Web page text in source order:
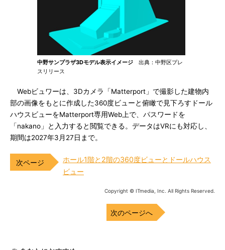
中野サンプラザ3Dモデル表示イメージ 出典：中野区プレ
スリリース
Webビュワーは、3Dカメラ「Matterport」で撮影した建物内
部の画像をもとに作成した360度ビューと俯瞰で見下ろすドール
ハウスビューをMatterport専用Web上で、パスワードを
「nakano」と入力すると閲覧できる。データはVRにも対応し、
期間は2027年3月27日まで。
ホール1階と2階の360度ビューとドールハウス
ビュー
Copyright © ITmedia, Inc. All Rights Reserved.
次のページへ